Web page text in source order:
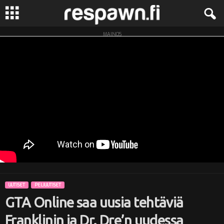
R
w
MAINOS
UUTISET PELIUUTISET
GTA Online saa uusia tehtäviä
Franklinin ja Dr. Dre’n uudessa